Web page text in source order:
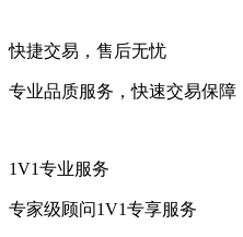
快捷交易，售后无忧
专业品质服务，快速交易保障
1V1专业服务
专家级顾问1V1专享服务